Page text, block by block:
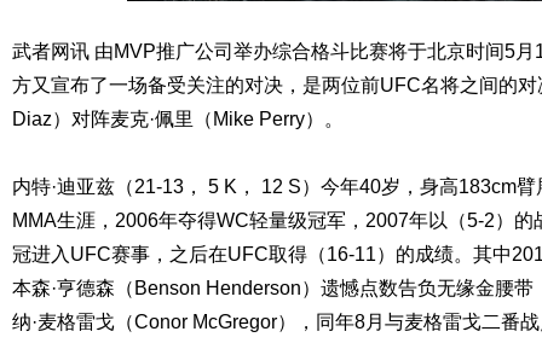
武者网讯 由MVP推广公司举办综合格斗比赛将于北京时间5
方又宣布了一场备受关注的对决，是两位前UFC名将之间的对
Diaz）对阵麦克·佩里（Mike Perry）。
内特·迪亚兹（21-13， 5 K， 12 S）今年40岁，身高183cm
MMA生涯，2006年夺得WC轻量级冠军，2007年以（5-2）
冠进入UFC赛事，之后在UFC取得（16-11）的成绩。其中
本森·亨德森（Benson Henderson）遗憾点数告负无缘金腰
纳·麦格雷戈（Conor McGregor），同年8月与麦格雷戈二番